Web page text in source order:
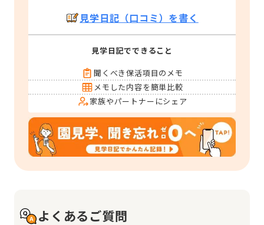
見学日記（口コミ）を書く
見学日記でできること
聞くべき保活項目のメモ
メモした内容を簡単比較
家族やパートナーにシェア
よくあるご質問